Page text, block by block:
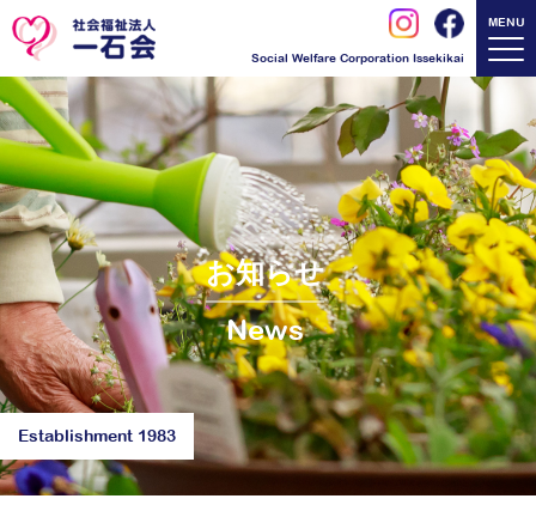
Social Welfare Corporation Issekikai
MENU
お知らせ
News
Establishment 1983